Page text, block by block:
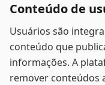
Conteúdo de
Usuários são
conteúdo que
informações. A
remover conteúdos